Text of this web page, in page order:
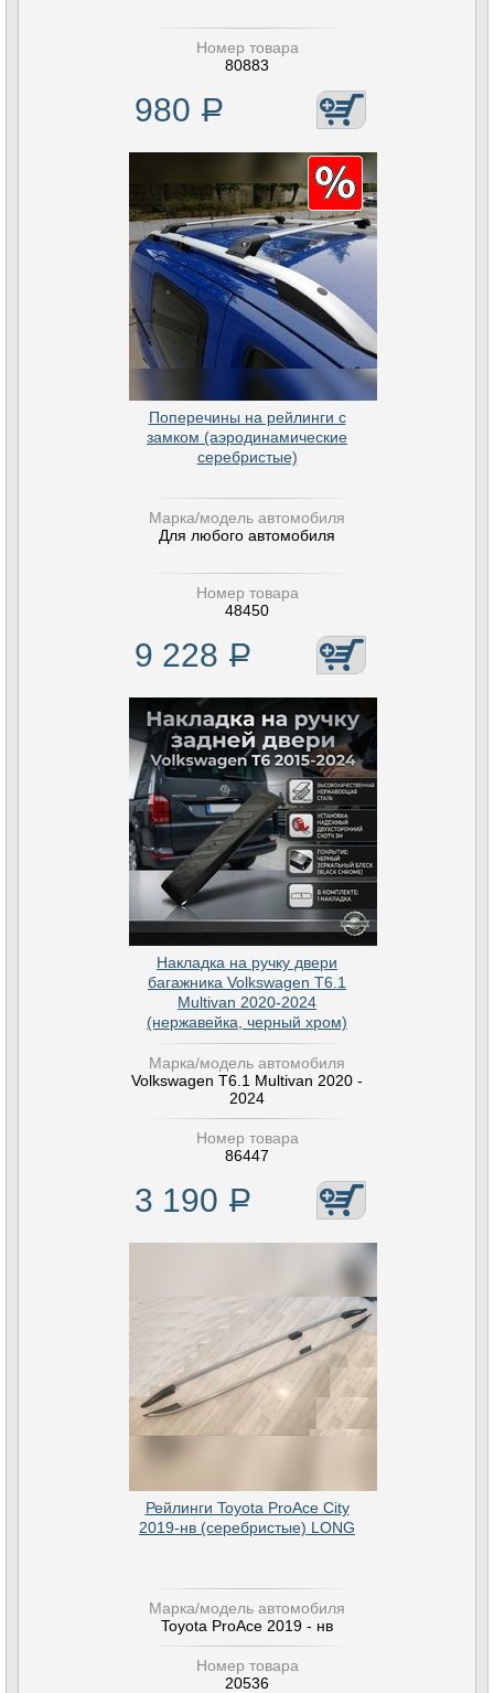
Номер товара
80883
980 Р
Поперечины на рейлинги с
замком (аэродинамические
серебристые)
Марка/модель автомобиля
Для любого автомобиля
Номер товара
48450
9 228 Р
Накладка на ручку двери
багажника Volkswagen T6.1
Multivan 2020-2024
(нержавейка, черный хром)
Марка/модель автомобиля
Volkswagen T6.1 Multivan 2020 -
2024
Номер товара
86447
3 190 Р
Рейлинги Toyota ProAce City
2019-нв (серебристые) LONG
Марка/модель автомобиля
Toyota ProAce 2019 - нв
Номер товара
20536